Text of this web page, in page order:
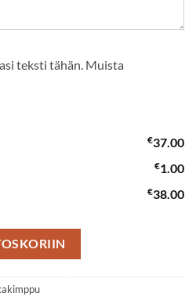
teksti tähän. Muista
€37.00
€1.00
€38.00